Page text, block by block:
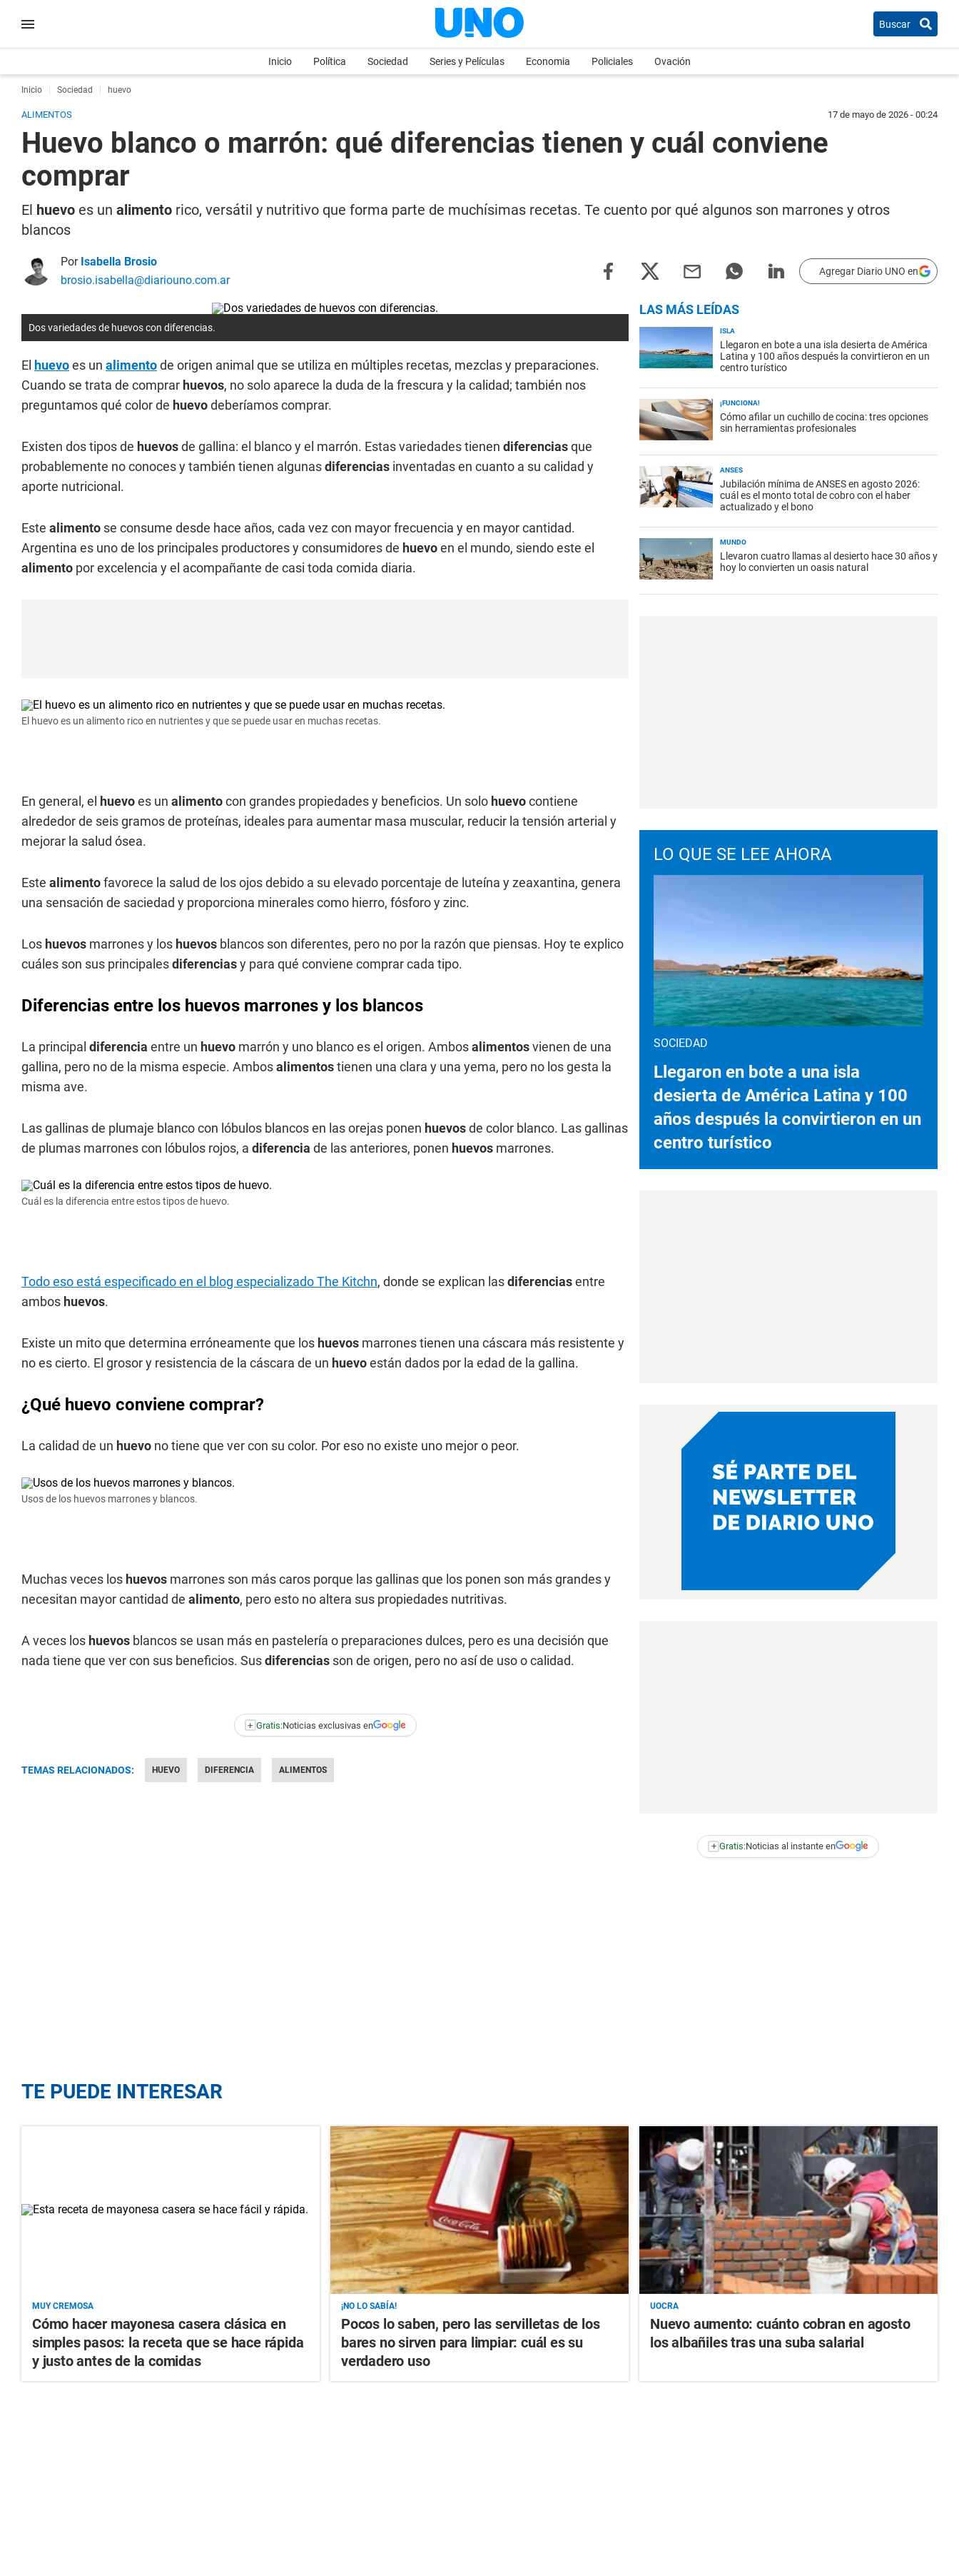
Buscar
Inicio Política Sociedad Series y Películas Economia Policiales Ovación
Inicio Sociedad huevo
ALIMENTOS 17 de mayo de 2026 - 00:24
Huevo blanco o marrón: qué diferencias tienen y cuál conviene
comprar
El huevo es un alimento rico, versátil y nutritivo que forma parte de muchísimas recetas. Te cuento por qué algunos son marrones y otros
blancos
Por Isabella Brosio
brosio.isabella@diariouno.com.ar
Agregar Diario UNO en
Dos variedades de huevos con diferencias.
El huevoes un alimentode origen animal que se utiliza en múltiples recetas, mezclas y preparaciones.
Cuando se trata de comprar huevos, no solo aparece la duda de la frescura y la calidad; también nos
preguntamos qué color de huevodeberíamos comprar.
Existen dos tipos de huevosde gallina: el blanco y el marrón. Estas variedades tienen diferenciasque
probablemente no conoces y también tienen algunasdiferencias inventadas en cuanto a su calidad y
aporte nutricional.
Este alimento se consume desde hace años, cada vez con mayor frecuencia y en mayor cantidad.
Argentina es uno de los principales productores y consumidores de huevoen el mundo, siendo este el
alimento por excelencia y el acompañante de casi toda comida diaria.
El huevo es un alimento rico en nutrientes y que se puede usar en muchas recetas.
En general, el huevoes un alimentocon grandes propiedades y beneficios. Un solo huevocontiene
alrededor de seis gramos de proteínas, ideales para aumentar masa muscular, reducir la tensión arterial y
mejorar la salud ósea.
Este alimentofavorece la salud de los ojos debido a su elevado porcentaje de luteína y zeaxantina, genera
una sensación de saciedad y proporciona minerales como hierro, fósforo y zinc.
Los huevos marrones y los huevos blancos son diferentes, pero no por la razón que piensas. Hoy te explico
cuáles son sus principalesdiferenciasy para qué conviene comprar cada tipo.
Diferencias entre los huevos marrones y los blancos
La principal diferencia entre un huevo marrón y uno blanco es el origen. Ambosalimentosvienen de una
gallina, pero no de la misma especie. Ambosalimentostienen una clara y una yema, pero no los gesta la
misma ave.
Las gallinas de plumaje blanco con lóbulos blancos en las orejas ponen huevosde color blanco. Las gallinas
de plumas marrones con lóbulos rojos, a diferencia de las anteriores, ponen huevos marrones.
Cuál es la diferencia entre estos tipos de huevo.
Todo eso está especificado en el blog especializado The Kitchn, donde se explican lasdiferenciasentre
ambos huevos.
Existe un mito que determina erróneamente que los huevos marrones tienen una cáscara más resistente y
no es cierto. El grosor y resistencia de la cáscara de un huevoestán dados por la edad de la gallina.
¿Qué huevo conviene comprar?
La calidad de un huevo no tiene que ver con su color. Por eso no existe uno mejor o peor.
Usos de los huevos marrones y blancos.
Muchas veces los huevos marrones son más caros porque las gallinas que los ponen son más grandes y
necesitan mayor cantidad de alimento, pero esto no altera sus propiedades nutritivas.
A veces los huevos blancos se usan más en pastelería o preparaciones dulces, pero es una decisión que
nada tiene que ver con sus beneficios. Susdiferencias son de origen, pero no así de uso o calidad.
+ Gratis:Noticias exclusivas en
TEMAS RELACIONADOS: HUEVO DIFERENCIA ALIMENTOS
LAS MÁS LEÍDAS
ISLA
Llegaron en bote a una isla desierta de América
Latina y 100 años después la convirtieron en un
centro turístico
¡FUNCIONA!
Cómo afilar un cuchillo de cocina: tres opciones
sin herramientas profesionales
ANSES
Jubilación mínima de ANSES en agosto 2026:
cuál es el monto total de cobro con el haber
actualizado y el bono
MUNDO
Llevaron cuatro llamas al desierto hace 30 años y
hoy lo convierten un oasis natural
LO QUE SE LEE AHORA
SOCIEDAD
Llegaron en bote a una isla
desierta de América Latina y 100
años después la convirtieron en un
centro turístico
+ Gratis:Noticias al instante en
TE PUEDE INTERESAR
MUY CREMOSA
Cómo hacer mayonesa casera clásica en
simples pasos: la receta que se hace rápida
y justo antes de la comidas
¡NO LO SABÍA!
Pocos lo saben, pero las servilletas de los
bares no sirven para limpiar: cuál es su
verdadero uso
UOCRA
Nuevo aumento: cuánto cobran en agosto
los albañiles tras una suba salarial